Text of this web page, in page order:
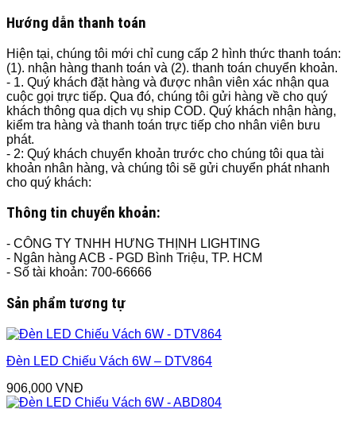
Hướng dẫn thanh toán
Hiện tại, chúng tôi mới chỉ cung cấp 2 hình thức thanh toán:
(1). nhận hàng thanh toán và (2). thanh toán chuyển khoản.
- 1. Quý khách đặt hàng và được nhân viên xác nhận qua
cuộc gọi trực tiếp. Qua đó, chúng tôi gửi hàng về cho quý
khách thông qua dịch vụ ship COD. Quý khách nhận hàng,
kiểm tra hàng và thanh toán trực tiếp cho nhân viên bưu
phát.
- 2: Quý khách chuyển khoản trước cho chúng tôi qua tài
khoản nhân hàng, và chúng tôi sẽ gửi chuyển phát nhanh
cho quý khách:
Thông tin chuyển khoản:
- CÔNG TY TNHH HƯNG THỊNH LIGHTING
- Ngân hàng ACB - PGD Bình Triệu, TP. HCM
- Số tài khoản: 700-66666
Sản phẩm tương tự
Đèn LED Chiếu Vách 6W – DTV864
906,000 VNĐ